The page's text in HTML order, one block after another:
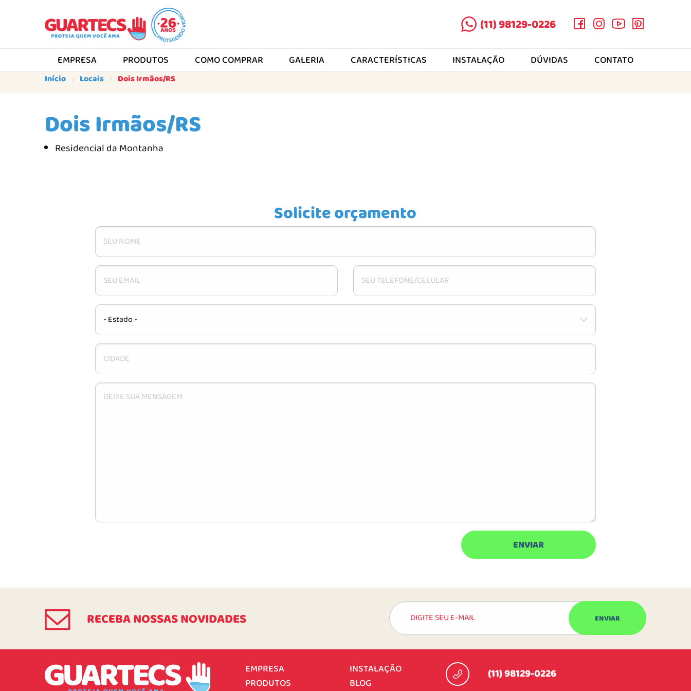
(11) 98129-0226
EMPRESA PRODUTOS COMO COMPRAR GALERIA CARACTERÍSTICAS INSTALAÇÃO DÚVIDAS CONTATO
Início Locais Dois Irmãos/RS
Dois Irmãos/RS
Residencial da Montanha
Solicite orçamento
RECEBA NOSSAS NOVIDADES
EMPRESA
PRODUTOS
INSTALAÇÃO
BLOG
(11) 98129-0226